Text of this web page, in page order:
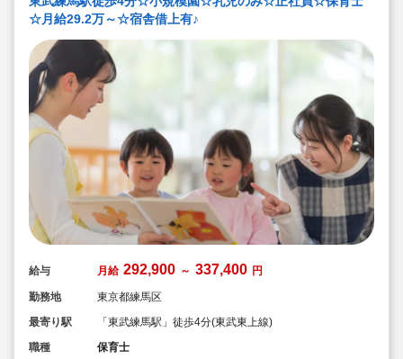
可能です◎
◇ご自身の生活にあった働き方ができます！
☆月給29.2万～☆宿舎借上有♪
給与 月給 292,900 ～ 337,400 円
勤務地
東京都練馬区
最寄り駅
「東武練馬駅」徒歩4分(東武東上線)
職種
保育士